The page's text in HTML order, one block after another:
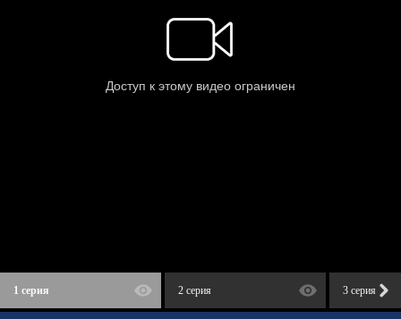
1 серия 2 серия 3 серия